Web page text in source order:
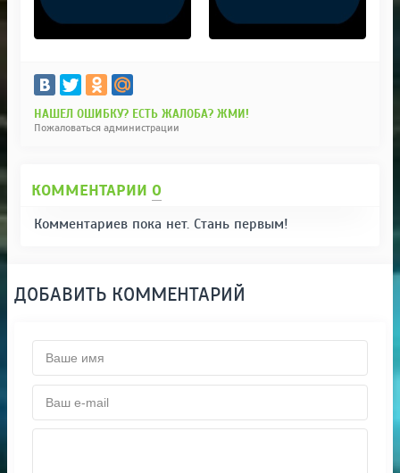
НАШЕЛ ОШИБКУ? ЕСТЬ ЖАЛОБА? ЖМИ!
Пожаловаться администрации
КОММЕНТАРИИ 0
Комментариев пока нет. Стань первым!
ДОБАВИТЬ КОММЕНТАРИЙ